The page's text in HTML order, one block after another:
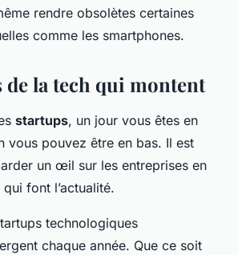
rendre obsolètes certaines
comme les smartphones.
de la tech qui montent
startups, un jour vous êtes en
vous pouvez être en bas. Il est
un œil sur les entreprises en
font l’actualité.
technologiques
chaque année. Que ce soit